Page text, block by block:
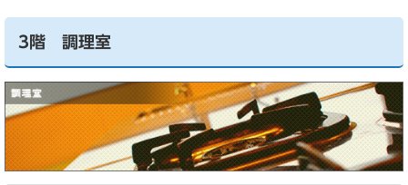
3階 調理室